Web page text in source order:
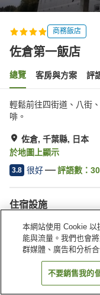
商務飯店
佐倉第一飯店
總覽 客房與方案 評
輕鬆前往四街道、八街
啡。
佐倉, 千葉縣, 日本
於地圖上顯示
3.8 很好 評語數：
住宿設施
停車場
餐廳
本網站使用 Cookie
能與流量。我們也會
群媒體、廣告和分析合
不要銷售我的